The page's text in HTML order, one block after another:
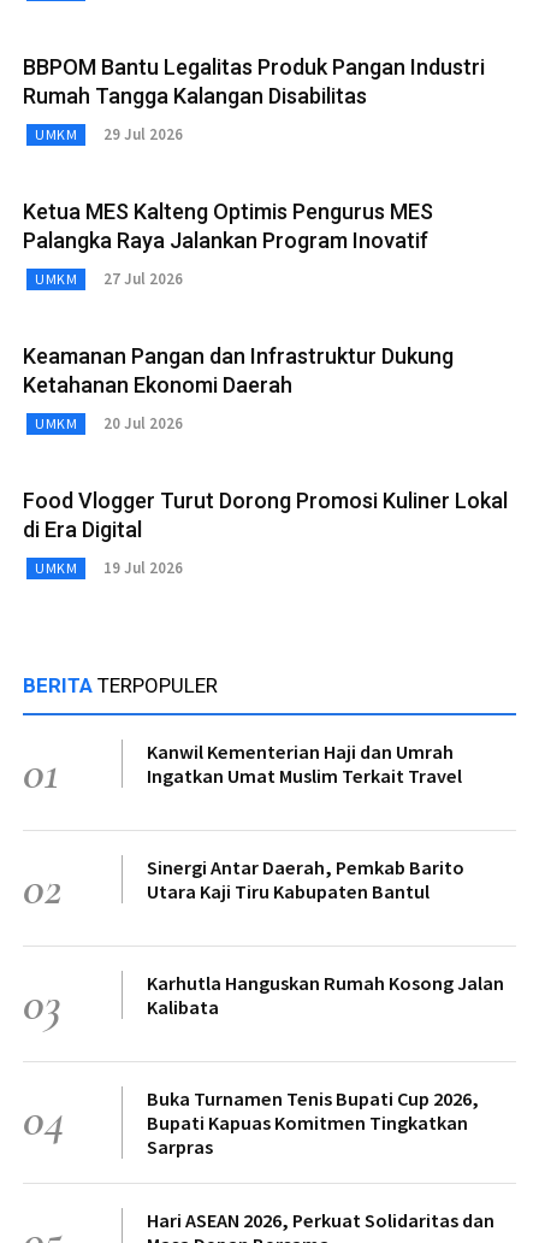
BBPOM Bantu Legalitas Produk Pangan Industri
Rumah Tangga Kalangan Disabilitas
UMKM 29 Jul 2026
Ketua MES Kalteng Optimis Pengurus MES
Palangka Raya Jalankan Program Inovatif
UMKM 27 Jul 2026
Keamanan Pangan dan Infrastruktur Dukung
Ketahanan Ekonomi Daerah
UMKM 20 Jul 2026
Food Vlogger Turut Dorong Promosi Kuliner Lokal
di Era Digital
UMKM 19 Jul 2026
BERITA TERPOPULER
01
Kanwil Kementerian Haji dan Umrah
Ingatkan Umat Muslim Terkait Travel
02
Sinergi Antar Daerah, Pemkab Barito
Utara Kaji Tiru Kabupaten Bantul
03
Karhutla Hanguskan Rumah Kosong Jalan
Kalibata
04
Buka Turnamen Tenis Bupati Cup 2026,
Bupati Kapuas Komitmen Tingkatkan
Sarpras
Hari ASEAN 2026, Perkuat Solidaritas dan